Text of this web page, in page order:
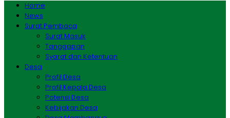
Home
News
Surat Pembaca
Surat Masuk
Tanggapan
Syarat dan Ketentuan
Desa
Profil Desa
Profil Kepala Desa
Potensi Desa
Kebijakan Desa